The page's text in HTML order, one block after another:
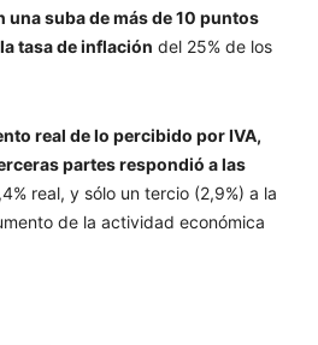
suba de más de 10 puntos
tasa de inflación del 25% de los
real de lo percibido por IVA,
partes respondió a las
real, y sólo un tercio (2,9%) a la
de la actividad económica